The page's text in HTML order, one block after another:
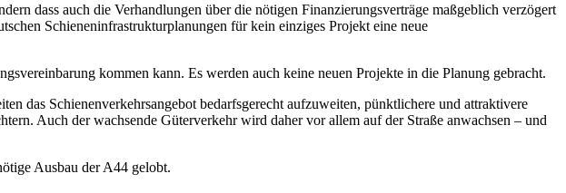
dass auch die Verhandlungen über die nötigen Finanzierungsverträge maßgeblich verzögert
Schieneninfrastrukturplanungen für kein einziges Projekt eine neue
kommen kann. Es werden auch keine neuen Projekte in die Planung gebracht.
das Schienenverkehrsangebot bedarfsgerecht aufzuweiten, pünktlichere und attraktivere
Auch der wachsende Güterverkehr wird daher vor allem auf der Straße anwachsen – und
Ausbau der A44 gelobt.